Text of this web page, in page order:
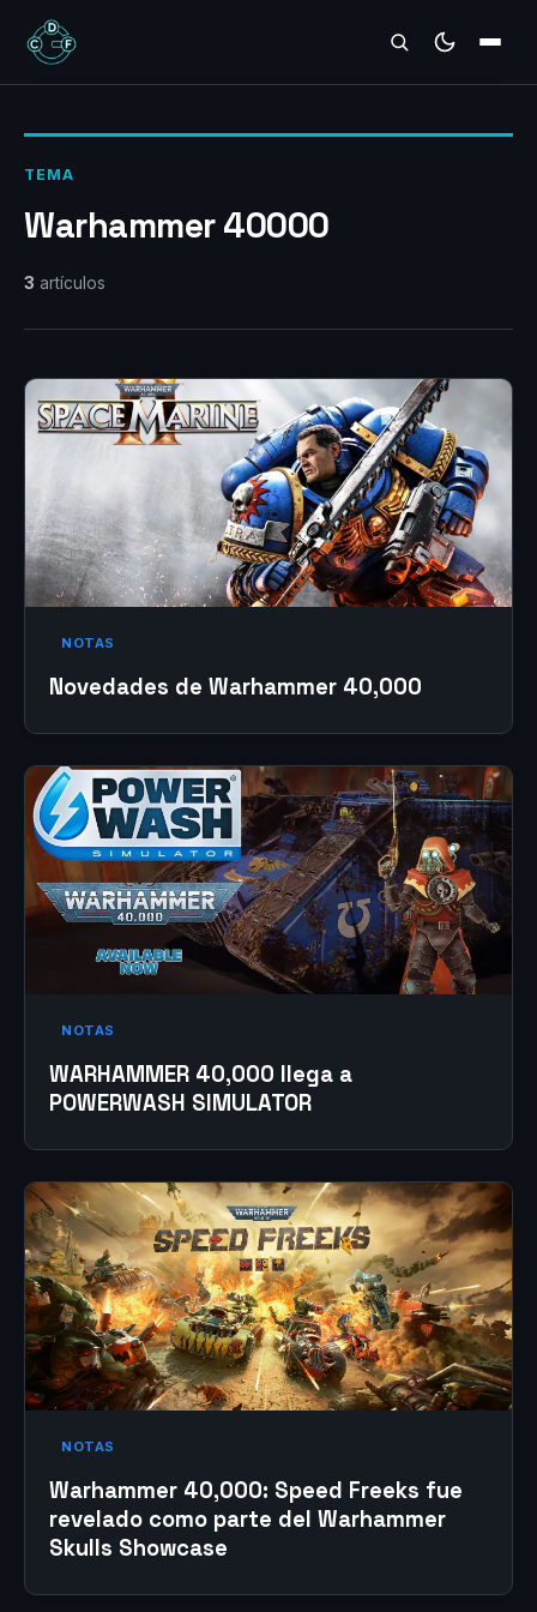
REVIEWS
TEMA
Warhammer 40000
3 artículos
NOTAS
Novedades de Warhammer 40,000
NOTAS
WARHAMMER 40,000 llega a
POWERWASH SIMULATOR
NOTAS
Warhammer 40,000: Speed Freeks fue
revelado como parte del Warhammer
Skulls Showcase